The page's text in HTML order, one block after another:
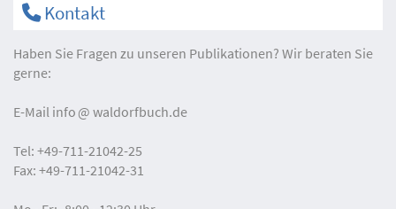
Kontakt
Haben Sie Fragen zu unseren Publikationen? Wir beraten Sie
gerne:
E-Mail info waldorfbuch.de
Tel: +49-711-21042-25
Fax: +49-711-21042-31